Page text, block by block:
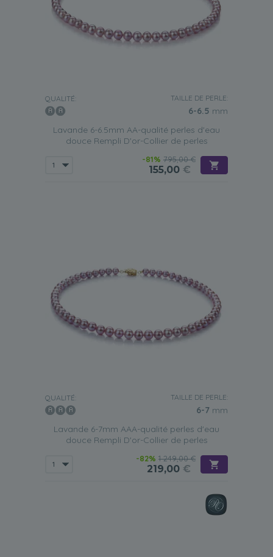
plus long, mesurant entre 50 et 60 cm. Cela allongera
votre cou et lui donnera un aspect plus cygne.
Les colliers plus longs devraient être quelque chose que
les femmes plus mûres devraient envisager de porter, car
Beaucoup de femmes pensent que leur taille n'est pas un
critère à prendre en compte lorsqu'elles achètent un
collier de perles d'eau douce lavande. Pourtant, c'est un
facteur important que toutes les femmes doivent prendre
Femmes de petite taille
Les femmes de taille moyenne à grande ont beaucoup de
chance, car elles peuvent porter des colliers de la
longueur de leur choix. Cependant, il est important
qu'elles choisissent une longueur confortable et qui
s'accorde avec les tenues qu'elles souhaitent porter. Ces
femmes seraient fabuleuses si elles choisissaient un
de perles d'eau douce lavande de longueur princesse ou
QUALITÉ: TAILLE DE PERLE:
6-6.5 mm
Lavande 6-6.5mm AA-qualité perles d'eau
douce Rempli D'or-Collier de perles
-81% 795,00 €
155,00 €
QUALITÉ: TAILLE DE PERLE:
6-7 mm
Lavande 6-7mm AAA-qualité perles d'eau
douce Rempli D'or-Collier de perles
-82% 1 249,00 €
219,00 €